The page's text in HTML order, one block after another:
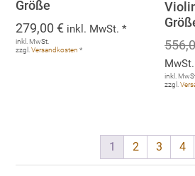
Größe
279,00€ inkl. MwSt. *
inkl. MwSt.
zzgl.Versandkosten *
inkl.
zzgl.
1 2 3 4